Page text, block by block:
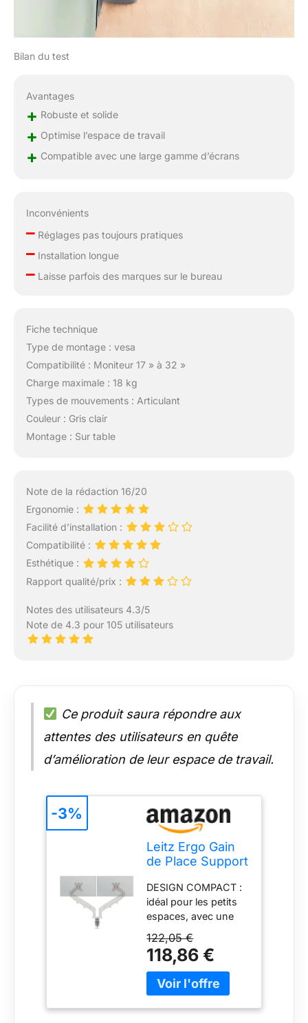
Bilan du test
Avantages
+ Robuste et solide
+ Optimise l’espace de travail
+ Compatible avec une large gamme d’écrans
Inconvénients
–Réglages pas toujours pratiques
–Installation longue
–Laisse parfois des marques sur le bureau
Fiche technique
Type de montage : vesa
Compatibilité : Moniteur 17 » à 32 »
Charge maximale : 18 kg
Types de mouvements : Articulant
Couleur : Gris clair
Montage : Sur table
Note de la rédaction 16/20
Ergonomie :
Facilité d’installation :
Compatibilité :
Esthétique :
Rapport qualité/prix :
Notes des utilisateurs 4.3/5
Note de 4.3 pour 105 utilisateurs
Ce produit saura répondre aux
attentes des utilisateurs en quête
d’amélioration de leur espace de travail.
Leitz Ergo Gain
de Place Support
Ergonomique :
Bras articulés
pour moniteurs
17'' à 32'',
inclinables,
orientables,
Rotation, Charge
Totale Jusqu’à 18
kg, VESA, Gris
DESIGN COMPACT :
idéal pour les petits
espaces, avec une
optimale. Système de
gestion des câbles
intégré pour un
espace de travail
122,05 €
118,86 €
-3%